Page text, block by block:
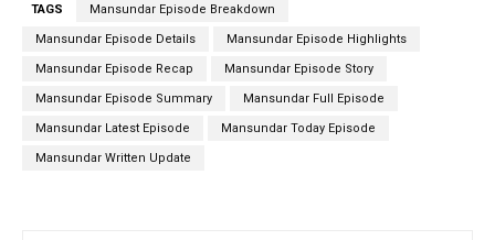
TAGS Mansundar Episode Breakdown
Mansundar Episode Details Mansundar Episode Highlights
Mansundar Episode Recap Mansundar Episode Story
Mansundar Episode Summary Mansundar Full Episode
Mansundar Latest Episode Mansundar Today Episode
Mansundar Written Update